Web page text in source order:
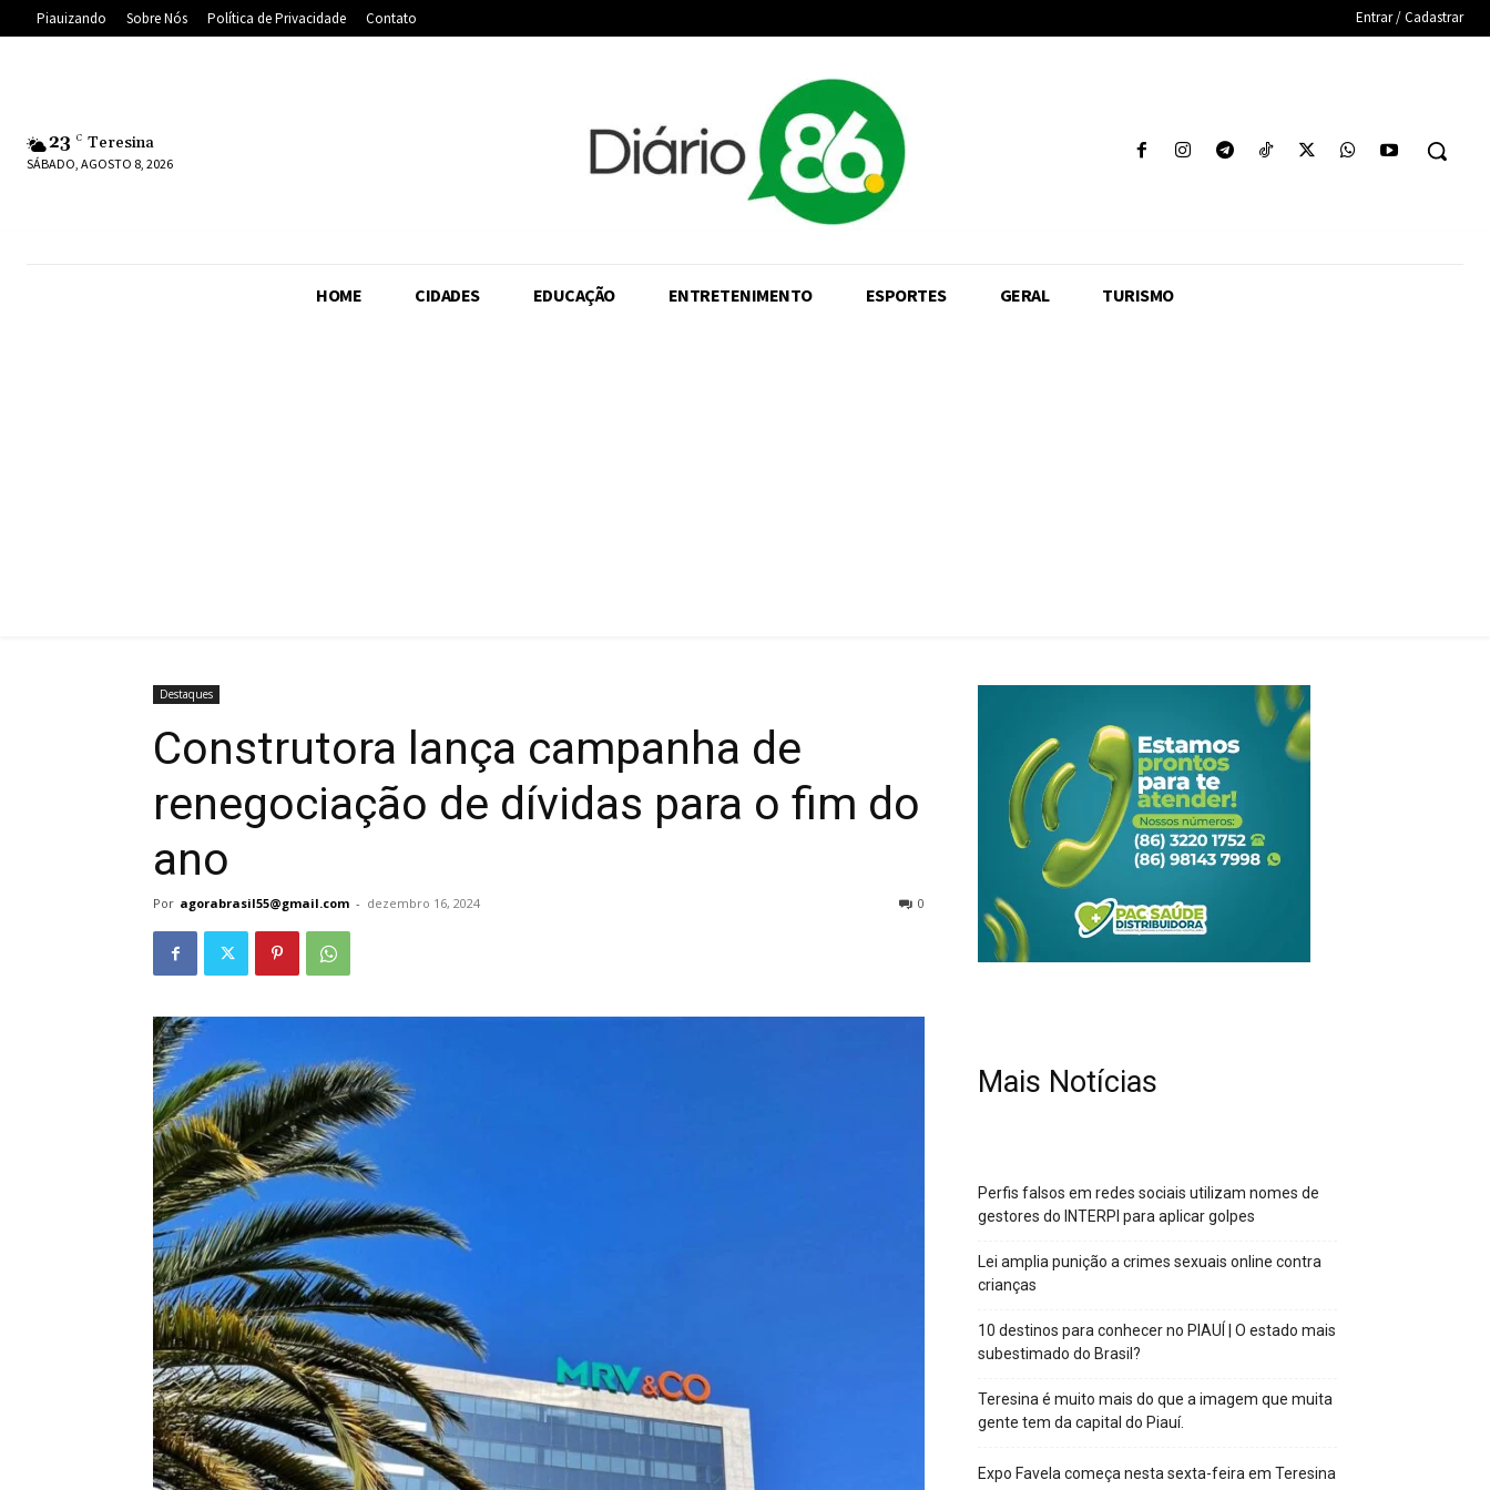
Piauizando Sobre Nós Política de Privacidade Contato Entrar / Cadastrar
23 C Teresina
SÁBADO, AGOSTO 8, 2026
HOME CIDADES EDUCAÇÃO ENTRETENIMENTO ESPORTES GERAL TURISMO
Destaques
Construtora lança campanha de
renegociação de dívidas para o fim do
ano
Por agorabrasil55@gmail.com - dezembro 16, 2024 0
Mais Notícias
Perfis falsos em redes sociais utilizam nomes de
gestores do INTERPI para aplicar golpes
Lei amplia punição a crimes sexuais online contra
crianças
10 destinos para conhecer no PIAUÍ | O estado mais
subestimado do Brasil?
Teresina é muito mais do que a imagem que muita
gente tem da capital do Piauí.
Expo Favela começa nesta sexta-feira em Teresina